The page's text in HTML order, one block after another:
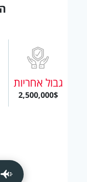
גבול אחריות
2,500,000$